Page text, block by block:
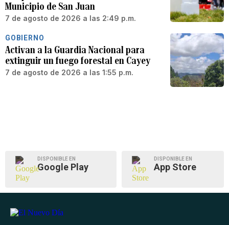
Municipio de San Juan
7 de agosto de 2026 a las 2:49 p.m.
GOBIERNO
Activan a la Guardia Nacional para
extinguir un fuego forestal en Cayey
7 de agosto de 2026 a las 1:55 p.m.
DISPONIBLE EN
Google Play
DISPONIBLE EN
App Store